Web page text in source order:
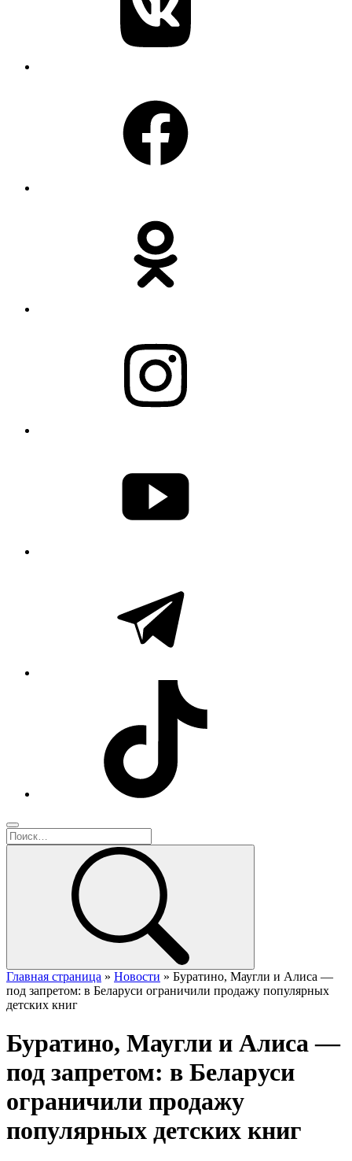
Главная страница » Новости » Буратино, Маугли и Алиса —
под запретом: в Беларуси ограничили продажу популярных
детских книг
Буратино, Маугли и Алиса —
под запретом: в Беларуси
ограничили продажу
популярных детских книг